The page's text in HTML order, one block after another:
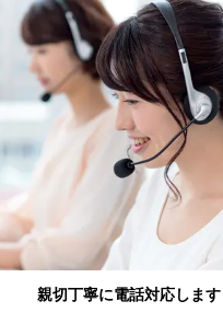
親切丁寧に電話対応します